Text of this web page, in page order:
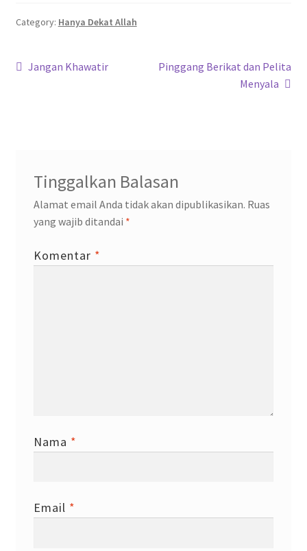
o
k
er sA
p
a
Category: Hanya Dekat Allah
Navigasi
Previous
Jangan Khawatir
Next
Pinggang Berikat dan Pelita
Menyala
Tinggalkan Balasan
Alamat email Anda tidak akan dipublikasikan. Ruas
yang wajib ditandai *
Komentar *
Nama *
Email *